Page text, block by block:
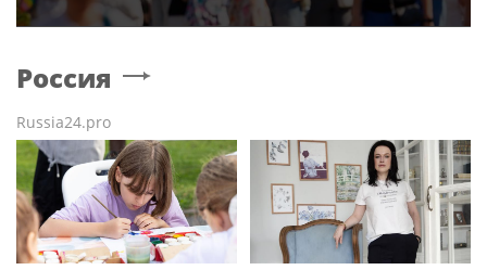
Россия
Russia24.pro